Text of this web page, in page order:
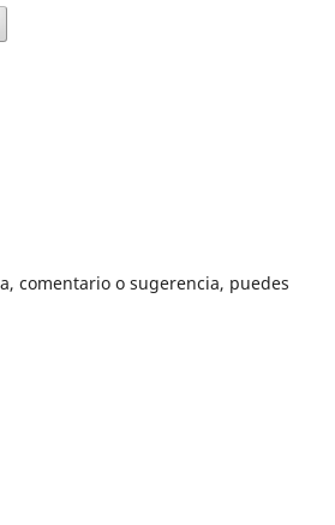
comentario o sugerencia, puedes